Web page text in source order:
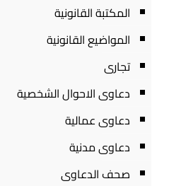
المكتبة القانونية
المواضيع القانونية
تجارى
دعاوى الاحوال الشخصية
دعاوى عمالية
دعاوى مدنية
صحف الدعاوى